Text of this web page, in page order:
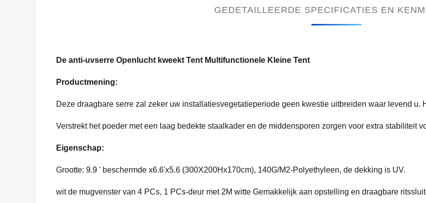
GEDETAILLEERDE SPECIFICATIES EN
De anti-uvserre Openlucht kweekt Tent Multifunctionele Kleine Tent
Productmening:
Deze draagbare serre zal zeker uw installatiesvegetatieperiode geen kwestie uitbreiden waar levend u.
Verstrekt het poeder met een laag bedekte staalkader en de middensporen zorgen voor extra stabiliteit
Eigenschap:
Grootte: 9.9 ' beschermde x6.6'x5.6 (300X200Hx170cm), 140G/M2-Polyethyleen, de dekking is UV.
wit de mugvenster van 4 PCs, 1 PCs-deur met 2M witte Gemakkelijk aan opstelling en draagbare